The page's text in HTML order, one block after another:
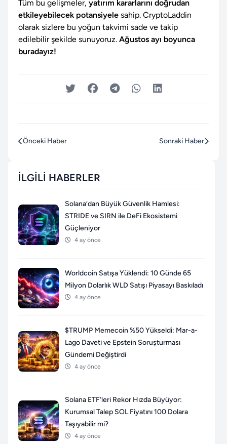
Tüm bu gelişmeler, yatırım kararlarını doğrudan
etkileyebilecek potansiyele sahip. CryptoLaddin
olarak sizlere bu yoğun takvimi sade ve takip
edilebilir şekilde sunuyoruz. Ağustos ayı boyunca
buradayız!
Önceki Haber Sonraki Haber
İLGILI HABERLER
Solana’dan Büyük Güvenlik Hamlesi:
STRIDE ve SIRN ile DeFi Ekosistemi
Güçleniyor
4 ay önce
Worldcoin Satışa Yüklendi: 10 Günde 65
Milyon Dolarlık WLD Satışı Piyasayı Baskıladı
4 ay önce
$TRUMP Memecoin %50 Yükseldi: Mar-a-
Lago Daveti ve Epstein Soruşturması
Gündemi Değiştirdi
4 ay önce
Solana ETF’leri Rekor Hızda Büyüyor:
Kurumsal Talep SOL Fiyatını 100 Dolara
Taşıyabilir mi?
4 ay önce